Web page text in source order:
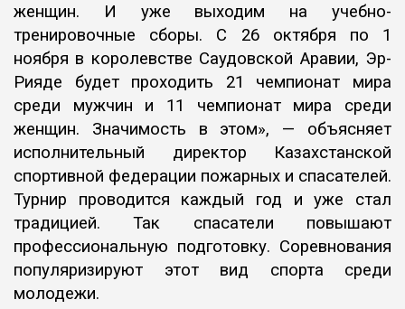
женщин. И уже выходим на учебно-
тренировочные сборы. С 26 октября по 1
ноября в королевстве Саудовской Аравии, Эр-
Рияде будет проходить 21 чемпионат мира
среди мужчин и 11 чемпионат мира среди
женщин. Значимость в этом», — объясняет
исполнительный директор Казахстанской
спортивной федерации пожарных и спасателей.
Турнир проводится каждый год и уже стал
традицией. Так спасатели повышают
профессиональную подготовку. Соревнования
популяризируют этот вид спорта среди
молодежи.